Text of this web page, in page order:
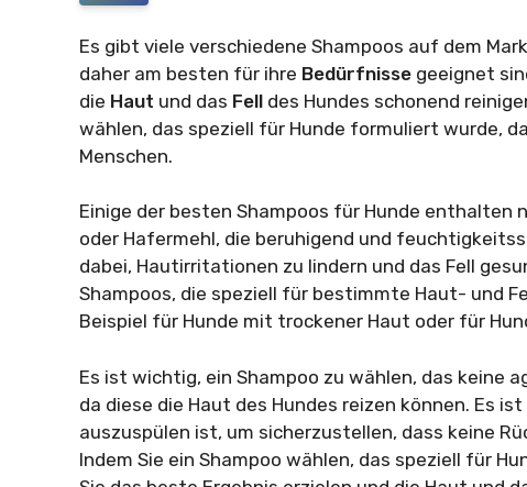
Es gibt viele verschiedene Shampoos auf dem
daher am besten für ihre Bedürfnisse geeignet
die Haut und das Fell des Hundes schonend
wählen, das speziell für Hunde formuliert wurde,
Menschen.
Einige der besten Shampoos für Hunde enthalten
oder Hafermehl, die beruhigend und
dabei, Hautirritationen zu lindern und das Fell
Shampoos, die speziell für bestimmte Haut- und
Beispiel für Hunde mit trockener Haut oder für
Es ist wichtig, ein Shampoo zu wählen, das keine
da diese die Haut des Hundes reizen können. Es
auszuspülen ist, um sicherzustellen, dass keine
Indem Sie ein Shampoo wählen, das speziell für